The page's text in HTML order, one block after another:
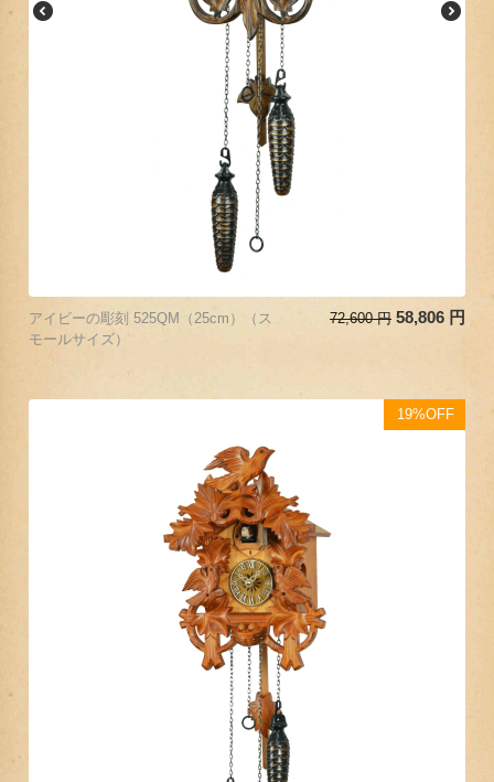
アイビーの彫刻 525QM（25cm）（ス
モールサイズ）
72,600 円 58,806 円
19%OFF